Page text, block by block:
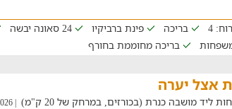
4
בריכה פינת ברביקיו 24 סאונה יבשה
בריכה מחוממת בחורף
אצל יערה
ליד מושבה כנרת (בכורזים, במרחק של 20 ק"מ) | 04/08/2026